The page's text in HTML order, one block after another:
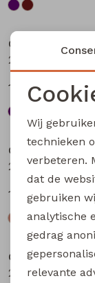
City Life
13,49
17,99
City Life
14,99 19,99
City Life
Wij
technieken
verbeteren.
dat de
gebruiken
analytische
gedrag
relevante